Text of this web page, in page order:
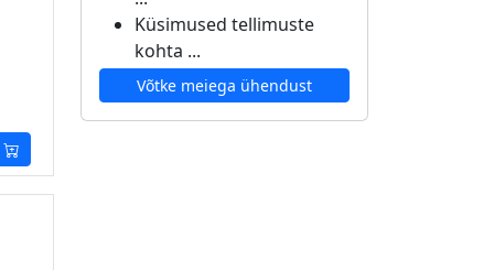
Küsimused tellimuste
kohta ...
Võtke meiega ühendust